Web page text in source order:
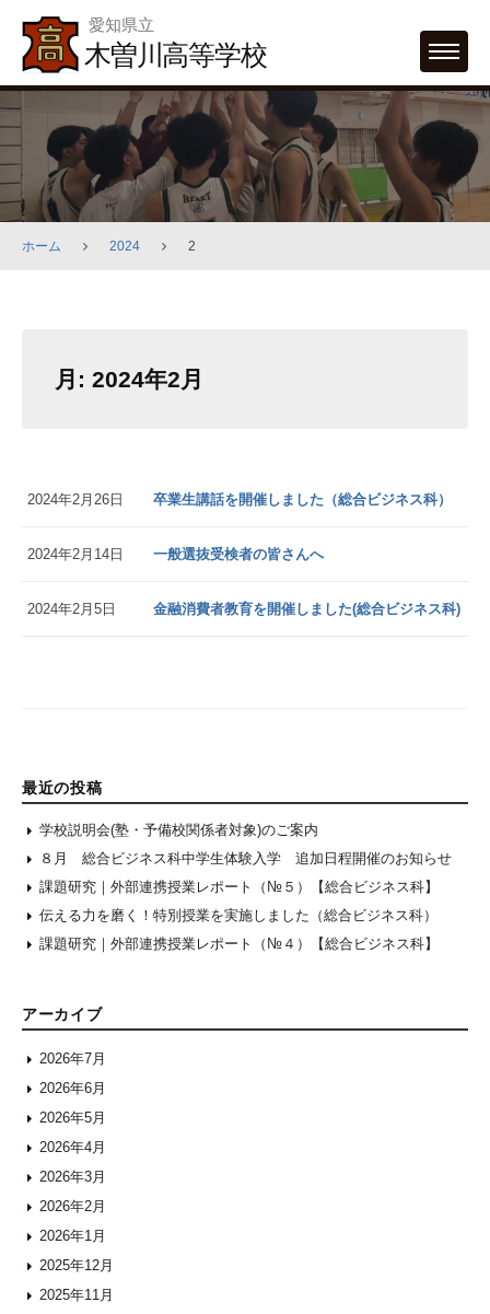
content
愛知県立
木曽川高等学校 MENU
ホーム 2024 2
月: 2024年2月
2024年2月26日 卒業生講話を開催しました（総合ビジネス科）
2024年2月14日 一般選抜受検者の皆さんへ
2024年2月5日 金融消費者教育を開催しました(総合ビジネス科)
最近の投稿
学校説明会(塾・予備校関係者対象)のご案内
８月 総合ビジネス科中学生体験入学 追加日程開催のお知らせ
課題研究｜外部連携授業レポート（№５）【総合ビジネス科】
伝える力を磨く！特別授業を実施しました（総合ビジネス科）
課題研究｜外部連携授業レポート（№４）【総合ビジネス科】
アーカイブ
2026年7月
2026年6月
2026年5月
2026年4月
2026年3月
2026年2月
2026年1月
2025年12月
2025年11月